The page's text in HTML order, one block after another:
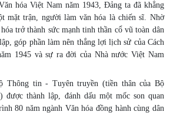
hóa Việt Nam năm 1943, Đảng ta đã khẳng
mặt trận, người làm văn hóa là chiến sĩ. Nhờ
trở thành sức mạnh tinh thần cổ vũ toàn dân
góp phần làm nên thắng lợi lịch sử của Cách
1945 và sự ra đời của Nhà nước Việt Nam
Thông tin - Tuyên truyền (tiền thân của Bộ
được thành lập, đánh dấu một mốc son quan
80 năm ngành Văn hóa đồng hành cùng dân